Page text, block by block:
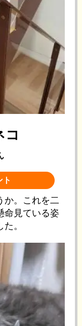
コ
ト
か。これを二
命見ている姿
。